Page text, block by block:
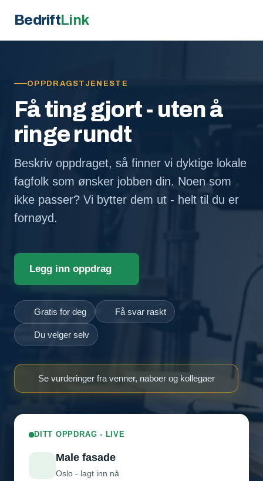
BedriftLink
OPPDRAGSTJENESTE
Få ting gjort - uten å
ringe rundt
Beskriv oppdraget, så finner vi dyktige lokale
fagfolk som ønsker jobben din. Noen som
ikke passer? Vi bytter dem ut - helt til du er
fornøyd.
Legg inn oppdrag
Gratis for deg Få svar raskt
Du velger selv
Se vurderinger fra venner, naboer og kollegaer
DITT OPPDRAG - LIVE
Male fasade
Oslo - lagt inn nå